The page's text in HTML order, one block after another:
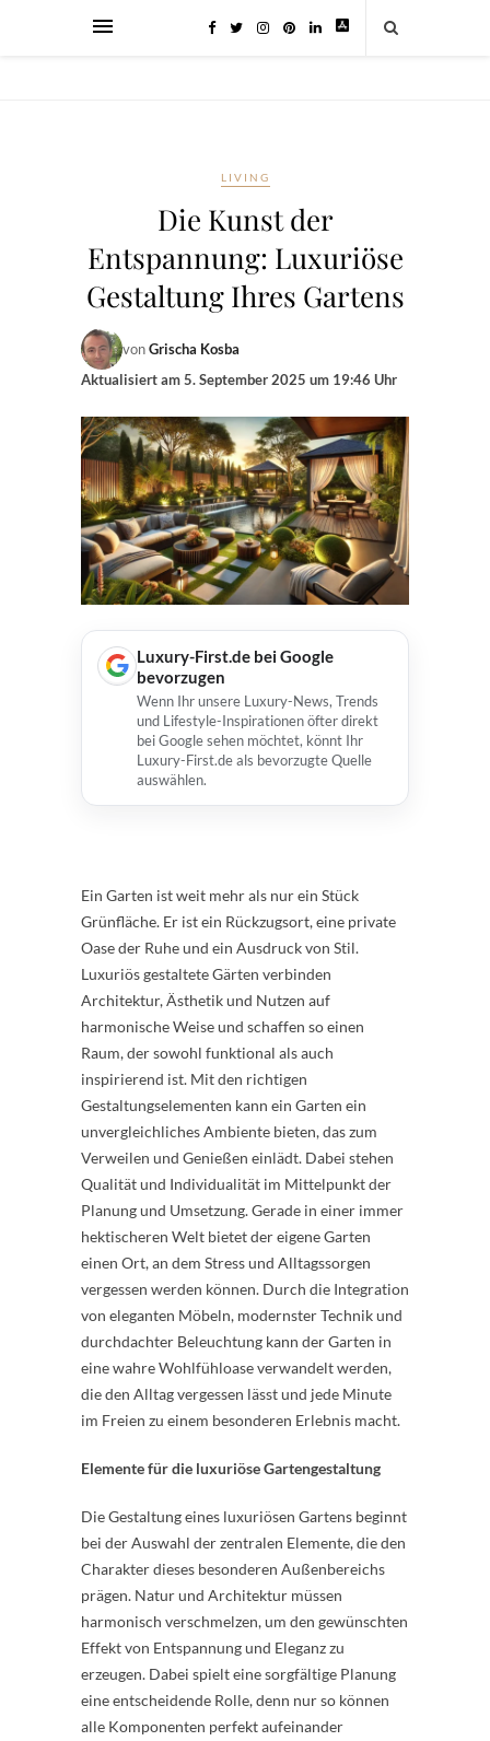
LIVING
Die Kunst der
Entspannung: Luxuriöse
Gestaltung Ihres Gartens
vonGrischa Kosba
Aktualisiert am5. September 2025 um 19:46 Uhr
Luxury-First.de bei Google
bevorzugen
Wenn Ihr unsere Luxury-News, Trends
und Lifestyle-Inspirationen öfter direkt
bei Google sehen möchtet, könnt Ihr
Luxury-First.de als bevorzugte Quelle
auswählen.
Ein Garten ist weit mehr als nur ein Stück
Grünfläche. Er ist ein Rückzugsort, eine private
Oase der Ruhe und ein Ausdruck von Stil.
Luxuriös gestaltete Gärten verbinden
Architektur, Ästhetik und Nutzen auf
harmonische Weise und schaffen so einen
Raum, der sowohl funktional als auch
inspirierend ist. Mit den richtigen
Gestaltungselementen kann ein Garten ein
unvergleichliches Ambiente bieten, das zum
Verweilen und Genießen einlädt. Dabei stehen
Qualität und Individualität im Mittelpunkt der
Planung und Umsetzung. Gerade in einer immer
hektischeren Welt bietet der eigene Garten
einen Ort, an dem Stress und Alltagssorgen
vergessen werden können. Durch die Integration
von eleganten Möbeln, modernster Technik und
durchdachter Beleuchtung kann der Garten in
eine wahre Wohlfühloase verwandelt werden,
die den Alltag vergessen lässt und jede Minute
im Freien zu einem besonderen Erlebnis macht.
Elemente für die luxuriöse Gartengestaltung
Die Gestaltung eines luxuriösen Gartens beginnt
bei der Auswahl der zentralen Elemente, die den
Charakter dieses besonderen Außenbereichs
prägen. Natur und Architektur müssen
harmonisch verschmelzen, um den gewünschten
Effekt von Entspannung und Eleganz zu
erzeugen. Dabei spielt eine sorgfältige Planung
eine entscheidende Rolle, denn nur so können
alle Komponenten perfekt aufeinander